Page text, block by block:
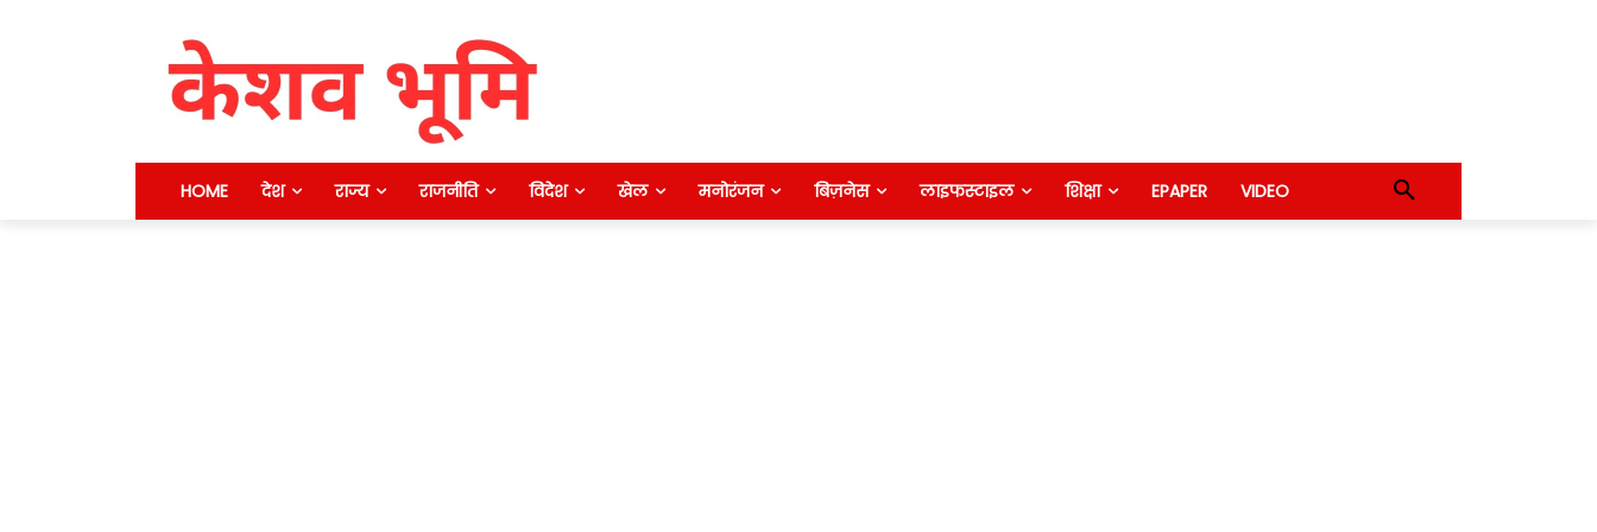
HOME देश राज्य राजनीति विदेश खेल मनोरंजन बिज़नेस लाइफस्टाइल शिक्षा EPAPER VIDEO